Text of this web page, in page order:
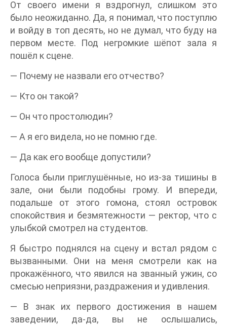
От своего имени я вздрогнул, слишком это
было неожиданно. Да, я понимал, что поступлю
и войду в топ десять, но не думал, что буду на
первом месте. Под негромкие шёпот зала я
пошёл к сцене.
— Почему не назвали его отчество?
— Кто он такой?
— Он что простолюдин?
— А я его видела, но не помню где.
— Да как его вообще допустили?
Голоса были приглушённые, но из-за тишины в
зале, они были подобны грому. И впереди,
подальше от этого гомона, стоял островок
спокойствия и безмятежности — ректор, что с
улыбкой смотрел на студентов.
Я быстро поднялся на сцену и встал рядом с
вызванными. Они на меня смотрели как на
прокажённого, что явился на званный ужин, со
смесью неприязни, раздражения и удивления.
— В знак их первого достижения в нашем
заведении, да-да, вы не ослышались,